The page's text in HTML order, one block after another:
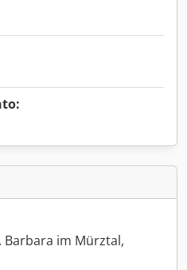
Barbara im Mürztal,